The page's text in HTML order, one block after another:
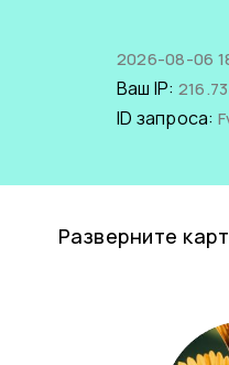
2026-08-06
Ваш IP:
ID запроса:
Разверните